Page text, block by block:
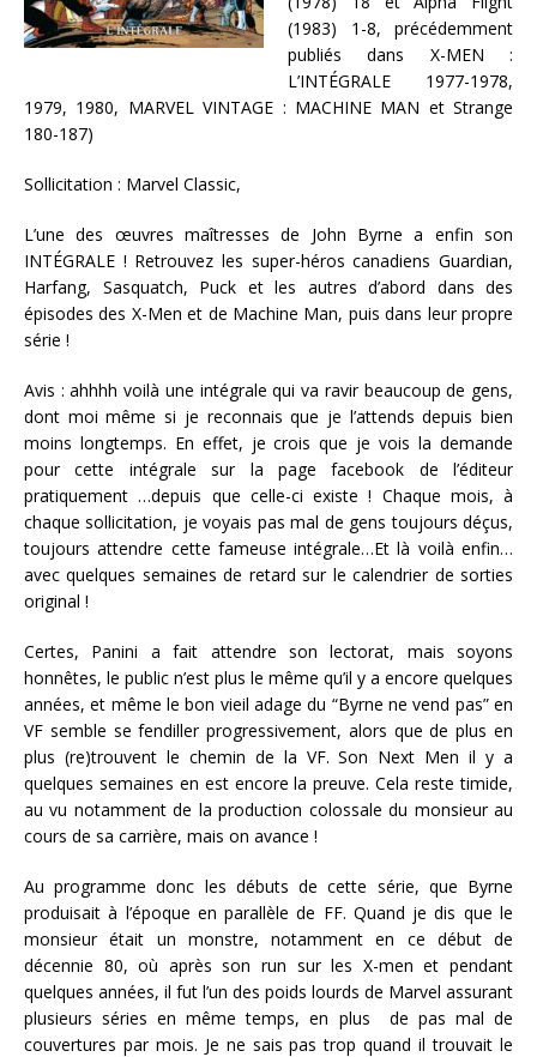
(1983) 1-8, précédemment
publiés dans X-MEN :
L’INTÉGRALE 1977-1978,
1979, 1980, MARVEL VINTAGE : MACHINE MAN et Strange
180-187)
Sollicitation : Marvel Classic,
L’une des œuvres maîtresses de John Byrne a enfin son
INTÉGRALE ! Retrouvez les super-héros canadiens Guardian,
Harfang, Sasquatch, Puck et les autres d’abord dans des
épisodes des X-Men et de Machine Man, puis dans leur propre
série !
Avis : ahhhh voilà une intégrale qui va ravir beaucoup de gens,
dont moi même si je reconnais que je l’attends depuis bien
moins longtemps. En effet, je crois que je vois la demande
pour cette intégrale sur la page facebook de l’éditeur
pratiquement …depuis que celle-ci existe ! Chaque mois, à
chaque sollicitation, je voyais pas mal de gens toujours déçus,
toujours attendre cette fameuse intégrale…Et là voilà enfin…
avec quelques semaines de retard sur le calendrier de sorties
original !
Certes, Panini a fait attendre son lectorat, mais soyons
honnêtes, le public n’est plus le même qu’il y a encore quelques
années, et même le bon vieil adage du “Byrne ne vend pas” en
VF semble se fendiller progressivement, alors que de plus en
plus (re)trouvent le chemin de la VF. Son Next Men il y a
quelques semaines en est encore la preuve. Cela reste timide,
au vu notamment de la production colossale du monsieur au
cours de sa carrière, mais on avance !
Au programme donc les débuts de cette série, que Byrne
produisait à l’époque en parallèle de FF. Quand je dis que le
monsieur était un monstre, notamment en ce début de
décennie 80, où après son run sur les X-men et pendant
quelques années, il fut l’un des poids lourds de Marvel assurant
plusieurs séries en même temps, en plus de pas mal de
couvertures par mois. Je ne sais pas trop quand il trouvait le